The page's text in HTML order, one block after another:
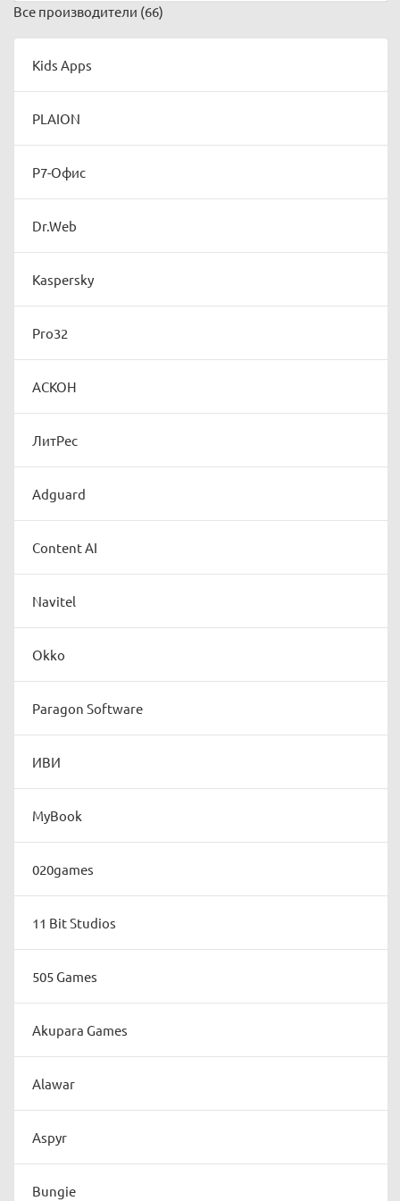
Все производители (66)
Kids Apps
PLAION
Р7-Офис
Dr.Web
Kaspersky
Pro32
АСКОН
ЛитРес
Adguard
Content AI
Navitel
Okko
Paragon Software
ИВИ
MyBook
020games
11 Bit Studios
505 Games
Akupara Games
Alawar
Aspyr
Bungie